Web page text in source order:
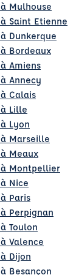
Mulhouse
Saint Etienne
Dunkerque
à Bordeaux
Amiens
Annecy
Calais
à Lille
Lyon
à Marseille
Meaux
à Montpellier
Nice
Paris
Perpignan
Toulon
Valence
Dijon
Besançon